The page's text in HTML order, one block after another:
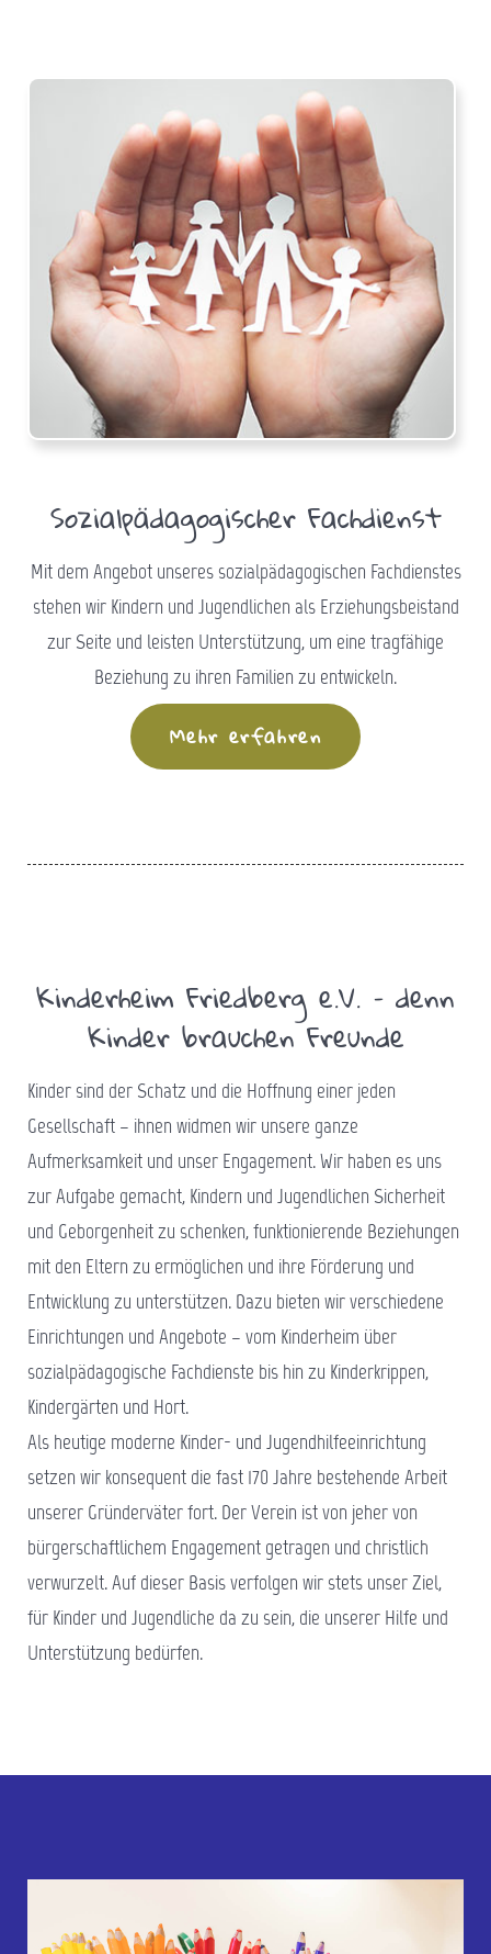
Sozialpädagogischer Fachdienst
Mit dem Angebot unseres sozialpädagogischen Fachdienstes
stehen wir Kindern und Jugendlichen als Erziehungsbeistand
zur Seite und leisten Unterstützung, um eine tragfähige
Beziehung zu ihren Familien zu entwickeln.
Mehr erfahren
Kinderheim Friedberg e.V. – denn
Kinder brauchen Freunde
Kinder sind der Schatz und die Hoffnung einer jeden
Gesellschaft – ihnen widmen wir unsere ganze
Aufmerksamkeit und unser Engagement. Wir haben es uns
zur Aufgabe gemacht, Kindern und Jugendlichen Sicherheit
und Geborgenheit zu schenken, funktionierende Beziehungen
mit den Eltern zu ermöglichen und ihre Förderung und
Entwicklung zu unterstützen. Dazu bieten wir verschiedene
Einrichtungen und Angebote – vom Kinderheim über
sozialpädagogische Fachdienste bis hin zu Kinderkrippen,
Kindergärten und Hort.
Als heutige moderne Kinder- und Jugendhilfeeinrichtung
setzen wir konsequent die fast 170 Jahre bestehende Arbeit
unserer Gründerväter fort. Der Verein ist von jeher von
bürgerschaftlichem Engagement getragen und christlich
verwurzelt. Auf dieser Basis verfolgen wir stets unser Ziel,
für Kinder und Jugendliche da zu sein, die unserer Hilfe und
Unterstützung bedürfen.